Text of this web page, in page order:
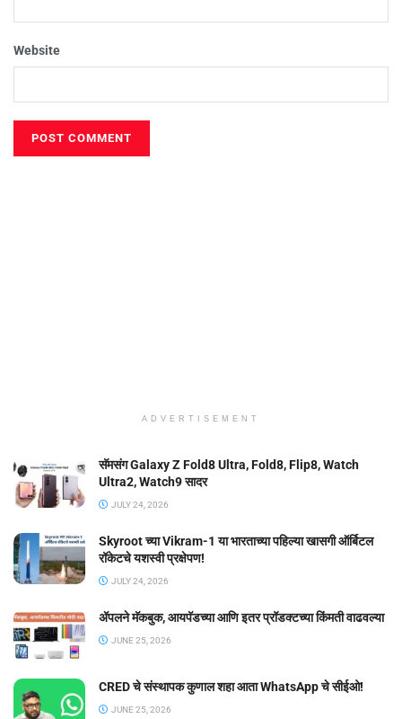
Website
ADVERTISEMENT
सॅमसंग Galaxy Z Fold8 Ultra, Fold8, Flip8, Watch
Ultra2, Watch9 सादर
JULY 24, 2026
Skyroot च्या Vikram-1 या भारताच्या पहिल्या खासगी ऑर्बिटल
रॉकेटचे यशस्वी प्रक्षेपण!
JULY 24, 2026
ॲपलने मॅकबुक, आयपॅडच्या आणि इतर प्रॉडक्टच्या किंमती वाढवल्या
JUNE 25, 2026
CRED चे संस्थापक कुणाल शहा आता WhatsApp चे सीईओ!
JUNE 25, 2026